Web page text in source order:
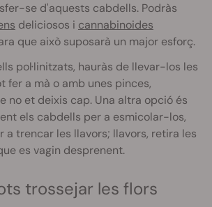
se d'aquests cabdells. Podràs
deliciosos i cannabinoides
que això suposarà un major esforç.
pol·linitzats, hauràs de llevar-los les
fer a mà o amb unes pinces,
no et deixis cap. Una altra opció és
els cabdells per a esmicolar-los,
a trencar les llavors; llavors, retira les
es vagin desprenent.
trossejar les flors